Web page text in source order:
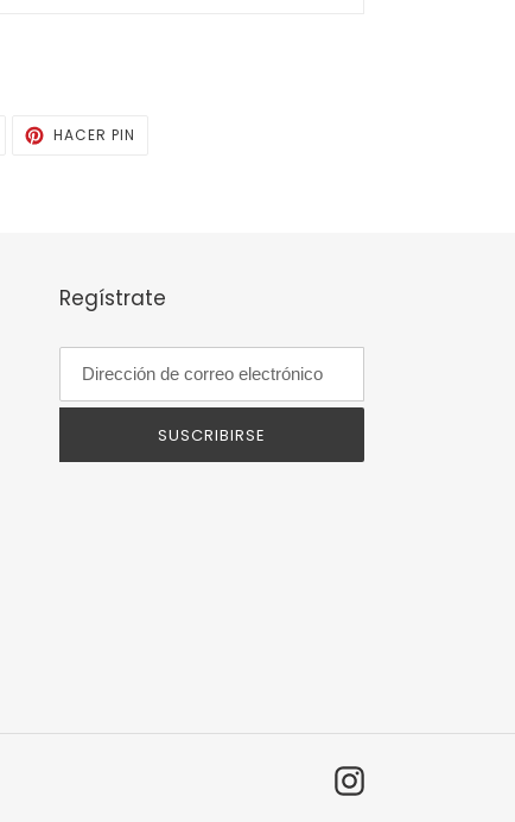
TUITEARHACER PIN
Regístrate
SUSCRIBIRSE
Instagram